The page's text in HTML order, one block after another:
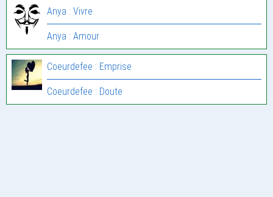
Anya : Vivre
Anya : Amour
Coeurdefee : Emprise
Coeurdefee : Doute